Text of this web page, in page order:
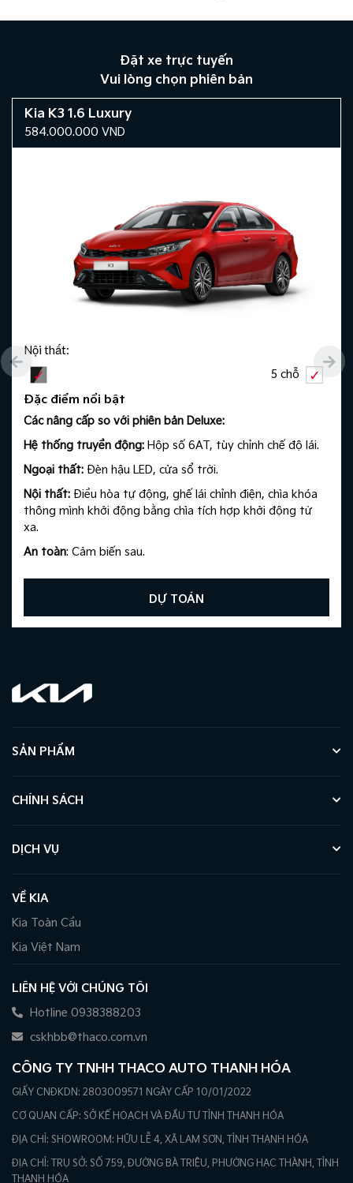
Đặt xe trực tuyến
Vui lòng chọn phiên bản
Kia K3 1.6 Luxury
584.000.000 VND
Nội thất:
5 chỗ
Đặc điểm nổi bật
Các nâng cấp so với phiên bản Deluxe:​
Hệ thống truyền động: Hộp số 6AT, tùy chỉnh chế độ lái.
Ngoại thất: Đèn hậu LED, cửa sổ trời.​
Nội thất: Điều hòa tự động, ghế lái chỉnh điện, chìa khóa
thông mình khởi động bằng chìa tích hợp khởi động từ
xa.​
An toàn: Cảm biến sau.​
DỰ TOÁN
SẢN PHẨM
CHÍNH SÁCH
DỊCH VỤ
VỀ KIA
Kia Toàn Cầu
Kia Việt Nam
LIÊN HỆ VỚI CHÚNG TÔI
Hotline 0938388203
cskhbb@thaco.com.vn
CÔNG TY TNHH THACO AUTO THANH HÓA
GIẤY CNĐKDN: 2803009571 NGÀY CẤP 10/01/2022
CƠ QUAN CẤP: SỞ KẾ HOẠCH VÀ ĐẦU TƯ TỈNH THANH HÓA
ĐỊA CHỈ: SHOWROOM: HỮU LỄ 4, XÃ LAM SƠN, TỈNH THANH HÓA
ĐỊA CHỈ: TRỤ SỞ: SỐ 759, ĐƯỜNG BÀ TRIỆU, PHƯỜNG HẠC THÀNH, TỈNH
THANH HÓA